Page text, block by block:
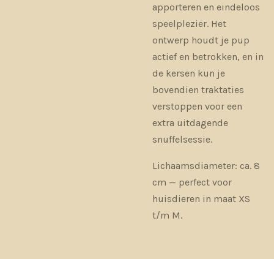
apporteren en eindeloos
speelplezier. Het
ontwerp houdt je pup
actief en betrokken, en in
de kersen kun je
bovendien traktaties
verstoppen voor een
extra uitdagende
snuffelsessie.
Lichaamsdiameter: ca. 8
cm — perfect voor
huisdieren in maat XS
t/m M.